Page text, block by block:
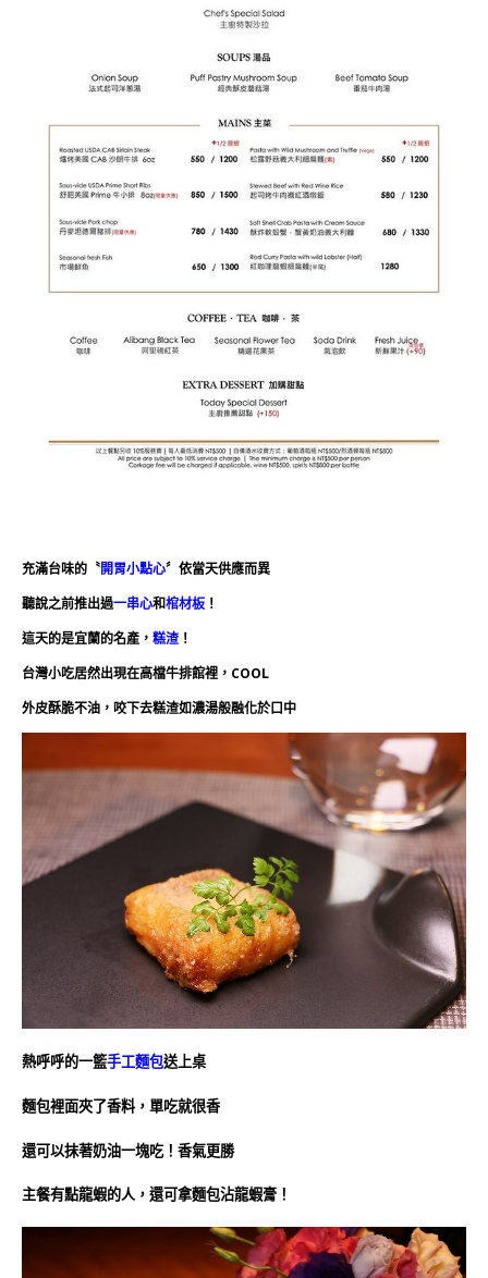
充滿台味的〝開胃小點心〞依當天供應而異
聽說之前推出過一串心和棺材板 ！
這天的是宜蘭的名產， 糕渣 ！
台灣小吃居然出現在高檔牛排館裡，COOL
外皮酥脆不油，咬下去糕渣如濃湯般融化於口中
熱呼呼的一籃手工麵包送上桌
麵包裡面夾了香料，單吃就很香
還可以抹著奶油一塊吃！香氣更勝
主餐有點龍蝦的人，還可拿麵包沾龍蝦膏！